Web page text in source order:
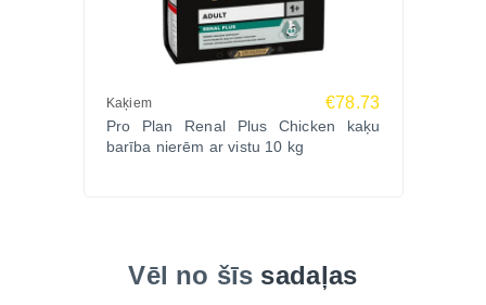
Kaķiem €78.73
Pro Plan Renal Plus Chicken kaķu
barība nierēm ar vistu 10 kg
Vēl no šīs sadaļas